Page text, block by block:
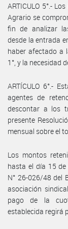
ARTICULO 5°.-
Agrario se
fin de analizar
desde la entrada
haber afectado a
1°, y la necesidad
ARTÍCULO 6°.-
agentes de
descontar a los
presente
mensual sobre el
Los montos
hasta el día 15 de
N° 26-026/48 del
asociación
pago de la
establecida regirá